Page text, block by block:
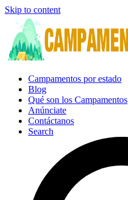
Skip to content
Campamentos por estado
Blog
Qué son los Campamentos
Anúnciate
Contáctanos
Search